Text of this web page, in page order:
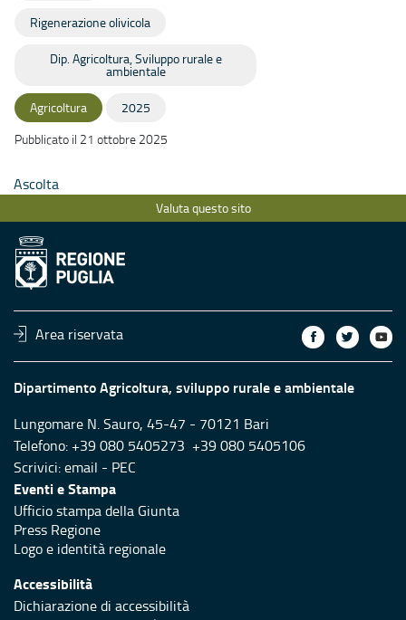
Rigenerazione olivicola
Dip. Agricoltura, Sviluppo rurale e
ambientale
Agricoltura
2025
Pubblicato il 21 ottobre 2025
Ascolta
Valuta questo sito
Area riservata
Dipartimento Agricoltura, sviluppo rurale e ambientale
Lungomare N. Sauro, 45-47 - 70121 Bari
Telefono: +39 080 5405273 +39 080 5405106
Scrivici:email - PEC
Eventi e Stampa
Ufficio stampa della Giunta
Press Regione
Logo e identità regionale
Accessibilità
Dichiarazione di accessibilità